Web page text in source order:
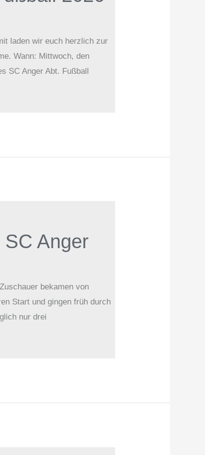
laden wir euch herzlich zur
Wann: Mittwoch, den
SC Anger Abt. Fußball
Anger
bekamen von
Start und gingen früh durch
nur drei